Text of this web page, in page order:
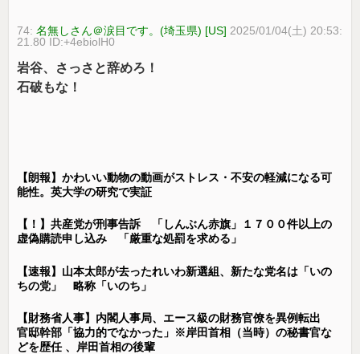
74:名無しさん＠涙目です。(埼玉県) [US] 2025/01/04(土) 20:53:
21.80 ID:+4ebiolH0
岩谷、さっさと辞めろ！
石破もな！
【朗報】かわいい動物の動画がストレス・不安の軽減になる可
能性。英大学の研究で実証
【！】共産党が刑事告訴 「しんぶん赤旗」１７００件以上の
虚偽購読申し込み 「厳重な処罰を求める」
【速報】山本太郎が去ったれいわ新選組、新たな党名は「いの
ちの党」 略称「いのち」
【財務省人事】内閣人事局、エース級の財務官僚を異例転出
官邸幹部「協力的でなかった」※岸田首相（当時）の秘書官な
どを歴任 、岸田首相の後輩